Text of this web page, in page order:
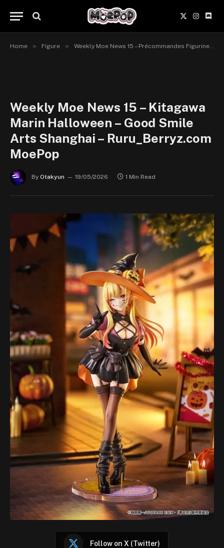
X
(Twitter)
Home » Figure » Weekly Moe News 15 – Précommandes Figurines du 18 au 24 mai 2026
Weekly Moe News 15 – Kitagawa
Marin Halloween – Good Smile
Arts Shanghai – Ruru_Berryz.com
MoePop
By Otakyun 19/05/2026 1 Min Read
Follow on X (Twitter)